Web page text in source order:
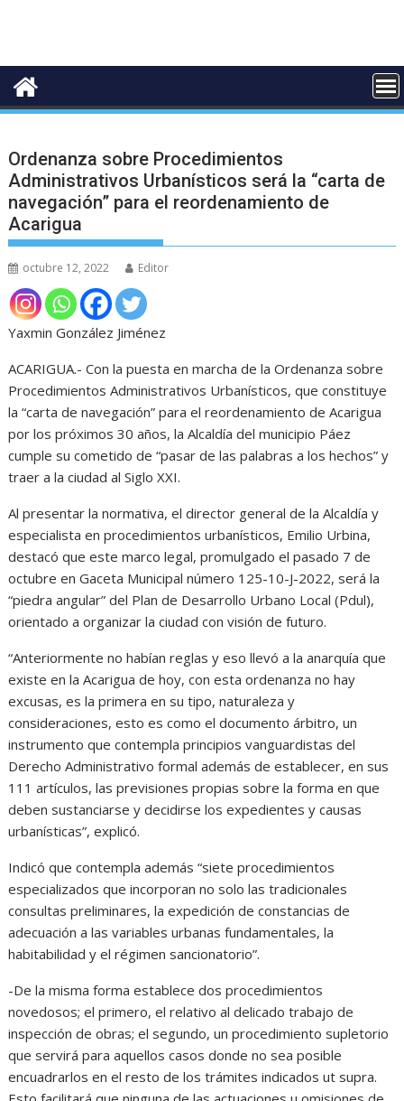
Ordenanza sobre Procedimientos
Administrativos Urbanísticos será la “carta de
navegación” para el reordenamiento de
Acarigua
octubre 12, 2022 Editor
Yaxmin González Jiménez
ACARIGUA.- Con la puesta en marcha de la Ordenanza sobre
Procedimientos Administrativos Urbanísticos, que constituye
la “carta de navegación” para el reordenamiento de Acarigua
por los próximos 30 años, la Alcaldía del municipio Páez
cumple su cometido de “pasar de las palabras a los hechos” y
traer a la ciudad al Siglo XXI.
Al presentar la normativa, el director general de la Alcaldía y
especialista en procedimientos urbanísticos, Emilio Urbina,
destacó que este marco legal, promulgado el pasado 7 de
octubre en Gaceta Municipal número 125-10-J-2022, será la
“piedra angular” del Plan de Desarrollo Urbano Local (Pdul),
orientado a organizar la ciudad con visión de futuro.
“Anteriormente no habían reglas y eso llevó a la anarquía que
existe en la Acarigua de hoy, con esta ordenanza no hay
excusas, es la primera en su tipo, naturaleza y
consideraciones, esto es como el documento árbitro, un
instrumento que contempla principios vanguardistas del
Derecho Administrativo formal además de establecer, en sus
111 artículos, las previsiones propias sobre la forma en que
deben sustanciarse y decidirse los expedientes y causas
urbanísticas”, explicó.
Indicó que contempla además “siete procedimientos
especializados que incorporan no solo las tradicionales
consultas preliminares, la expedición de constancias de
adecuación a las variables urbanas fundamentales, la
habitabilidad y el régimen sancionatorio”.
-De la misma forma establece dos procedimientos
novedosos; el primero, el relativo al delicado trabajo de
inspección de obras; el segundo, un procedimiento supletorio
que servirá para aquellos casos donde no sea posible
encuadrarlos en el resto de los trámites indicados ut supra.